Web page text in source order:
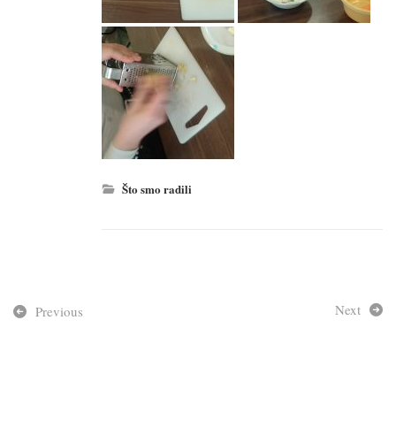
Što smo radili
Previous Next